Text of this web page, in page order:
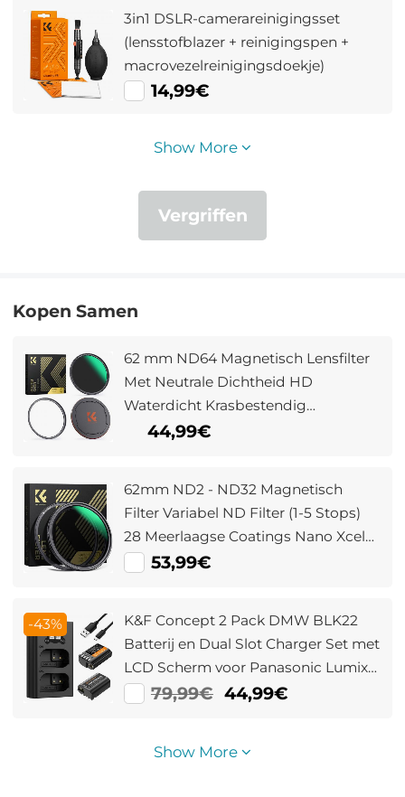
3in1 DSLR-camerareinigingsset
(lensstofblazer + reinigingspen +
macrovezelreinigingsdoekje)
14,99€
Show More
Vergriffen
Kopen Samen
62 mm ND64 Magnetisch Lensfilter
Met Neutrale Dichtheid HD
Waterdicht Krasbestendig
Antireflectie ND Filter Grijsfilter Nano
44,99€
62mm ND2 - ND32 Magnetisch
Filter Variabel ND Filter (1-5 Stops)
28 Meerlaagse Coatings Nano Xcel
Serie53,99€
-43%
K&F Concept 2 Pack DMW BLK22
Batterij en Dual Slot Charger Set met
LCD Scherm voor Panasonic Lumix
DC-S5 DC-S5 II DC-S5 IIX GH5 II GH6
79,99€ 44,99€
Show More